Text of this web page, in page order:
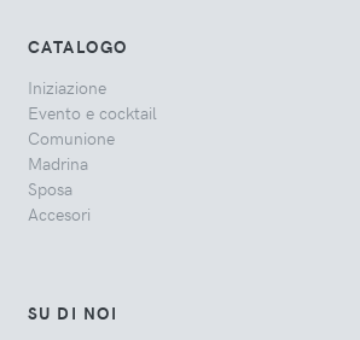
CATALOGO
Iniziazione
Evento e cocktail
Comunione
Madrina
Sposa
Accesori
SU DI NOI